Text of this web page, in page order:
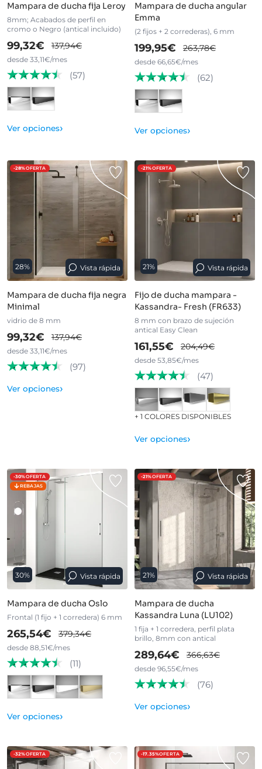
Mampara de ducha fija Leroy
8mm; Acabados de perfil en
cromo o Negro (antical incluido)
99,32€ 137,94€
desde 33,11€/mes
(57)
Ver opciones›
Mampara de ducha angular
Emma
(2 fijos + 2 correderas), 6 mm
199,95€ 263,78€
desde 66,65€/mes
(62)
Ver opciones›
-28%OFERTA
28% Vista rápida
Mampara de ducha fija negra
Minimal
vidrio de 8 mm
99,32€ 137,94€
desde 33,11€/mes
(97)
Ver opciones›
-21%OFERTA
21% Vista rápida
Fijo de ducha mampara -
Kassandra- Fresh (FR633)
8 mm con brazo de sujeción
antical Easy Clean
161,55€ 204,49€
desde 53,85€/mes
(47)
+ 1 COLORES DISPONIBLES
Ver opciones›
-30%OFERTA
REBAJAS
30% Vista rápida
Mampara de ducha Oslo
Frontal (1 fijo + 1 corredera) 6 mm
265,54€ 379,34€
desde 88,51€/mes
(11)
Ver opciones›
-21%OFERTA
21% Vista rápida
Mampara de ducha
Kassandra Luna (LU102)
1 fija + 1 corredera, perfil plata
brillo, 8mm con antical
289,64€ 366,63€
desde 96,55€/mes
(76)
Ver opciones›
-32%OFERTA -17.35%OFERTA